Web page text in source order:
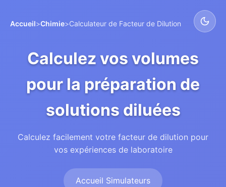
Accueil>Chimie>Calculateur de Facteur de Dilution
Calculez vos volumes
pour la préparation de
solutions diluées
Calculez facilement votre facteur de dilution pour
vos expériences de laboratoire
Accueil Simulateurs